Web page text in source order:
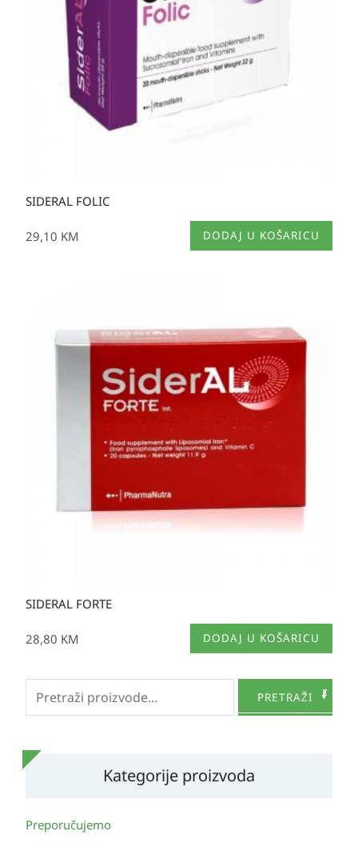
SIDERAL FOLIC
29,10 KM DODAJ U KOŠARICU
SIDERAL FORTE
28,80 KM DODAJ U KOŠARICU
Pretraži: PRETRAŽI
Kategorije proizvoda
Preporučujemo